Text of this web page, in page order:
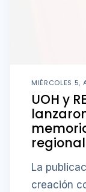
MIÉRCOLES 5,
UOH y
regional
La
creación